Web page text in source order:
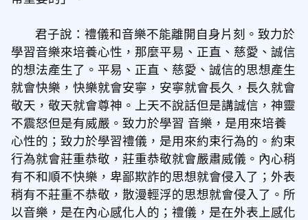
君子說：禮儀和音樂不能離開自身片刻。致力於
學習音樂來培養心性，那麼平易、正直、慈愛、誠信
的想法產生了。平易、正直、慈愛、誠信的思想產生
就會快樂，快樂就會安寧，安寧就會長久，長久就會
敬天，敬天就會尊神。上天不說話但是講誠信，神靈
不震怒但是有威嚴。致力於學習 音樂，是用來培養
心性的；致力於學習禮儀，是用來約束行為的。約束
行為就會莊重恭敬，莊重恭敬就會嚴肅威儀。內心稍
有不和順不快樂，卑鄙欺詐的思想就會侵入了；外表
稍有不莊重不恭敬，散漫輕浮的思想就會侵入了。所
以音樂，是在內心感化人的；禮儀，是在外表上感化